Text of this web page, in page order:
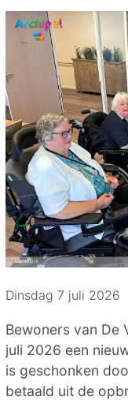
Dinsdag 7 juli 2026
Bewoners van De
juli 2026 een
is geschonken
betaald uit de